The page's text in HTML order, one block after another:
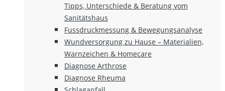
Tipps, Unterschiede & Beratung vom
Sanitätshaus
Fussdruckmessung & Bewegungsanalyse
Wundversorgung zu Hause – Materialien,
Warnzeichen & Homecare
Diagnose Arthrose
Diagnose Rheuma